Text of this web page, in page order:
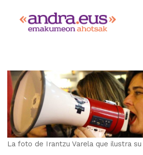
La foto de Irantzu Varela que ilustra